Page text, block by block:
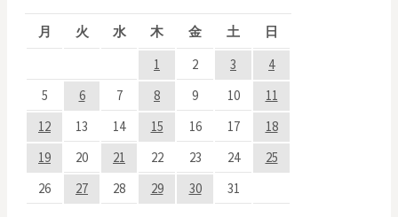
月 火 水 木 金 土
日
1
2 3
4
5
6 7 8 9 10
11
12
13 14 15 16 17
18
19
20 21 22 23 24
25
26
27 28 29 30 31